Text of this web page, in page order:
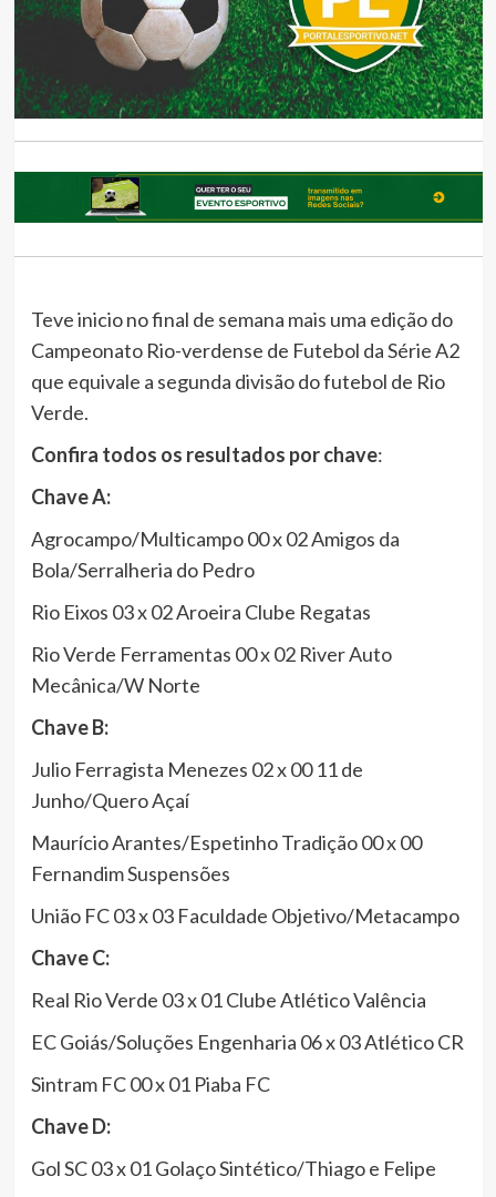
Teve inicio no final de semana mais uma edição do
Campeonato Rio-verdense de Futebol da Série A2
que equivale a segunda divisão do futebol de Rio
Verde.
Confira todos os resultados por chave:
Chave A:
Agrocampo/Multicampo 00 x 02 Amigos da
Bola/Serralheria do Pedro
Rio Eixos 03 x 02 Aroeira Clube Regatas
Rio Verde Ferramentas 00 x 02 River Auto
Mecânica/W Norte
Chave B:
Julio Ferragista Menezes 02 x 00 11 de
Junho/Quero Açaí
Maurício Arantes/Espetinho Tradição 00 x 00
Fernandim Suspensões
União FC 03 x 03 Faculdade Objetivo/Metacampo
Chave C:
Real Rio Verde 03 x 01 Clube Atlético Valência
EC Goiás/Soluções Engenharia 06 x 03 Atlético CR
Sintram FC 00 x 01 Piaba FC
Chave D:
Gol SC 03 x 01 Golaço Sintético/Thiago e Felipe